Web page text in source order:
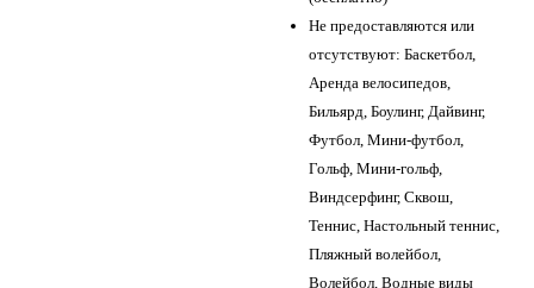
Не предоставляются или
отсутствуют: Баскетбол,
Аренда велосипедов,
Бильярд, Боулинг, Дайвинг,
Футбол, Мини-футбол,
Гольф, Мини-гольф,
Виндсерфинг, Сквош,
Теннис, Настольный теннис,
Пляжный волейбол,
Волейбол, Водные виды